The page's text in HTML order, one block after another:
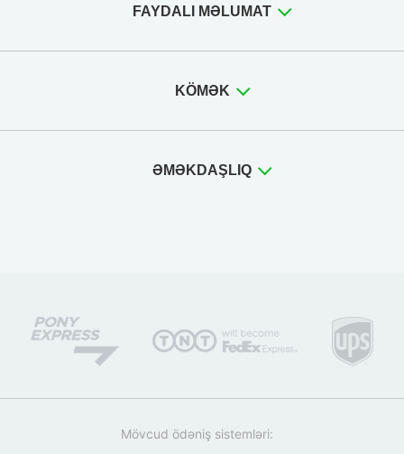
FAYDALI MƏLUMAT
KÖMƏK
ƏMƏKDAŞLIQ
Mövcud ödəniş sistemləri: